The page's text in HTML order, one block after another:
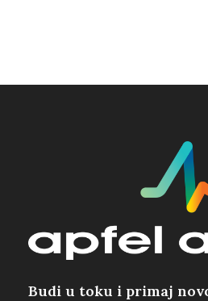
Budi u toku i primaj